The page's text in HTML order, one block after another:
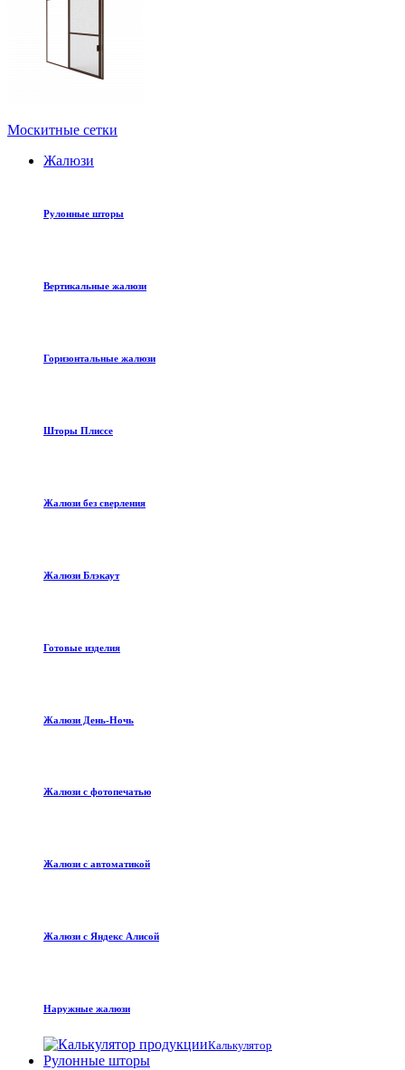
Москитные сетки
Жалюзи
Рулонные шторы
Вертикальные жалюзи
Горизонтальные жалюзи
Шторы Плиссе
Жалюзи без сверления
Жалюзи Блэкаут
Готовые изделия
Жалюзи День-Ночь
Жалюзи с фотопечатью
Жалюзи с автоматикой
Жалюзи с Яндекс Алисой
Наружные жалюзи
Калькулятор
Рулонные шторы